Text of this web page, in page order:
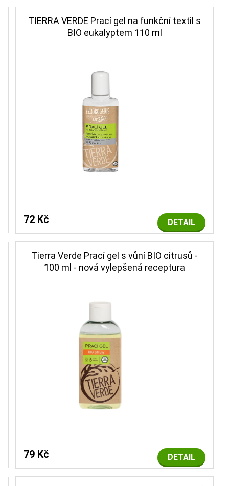
TIERRA VERDE Prací gel na funkční textil s
BIO eukalyptem 110 ml
DETAIL
72 Kč
Tierra Verde Prací gel s vůní BIO citrusů -
100 ml - nová vylepšená receptura
DETAIL
79 Kč